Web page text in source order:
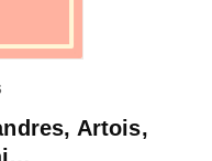
Artois,